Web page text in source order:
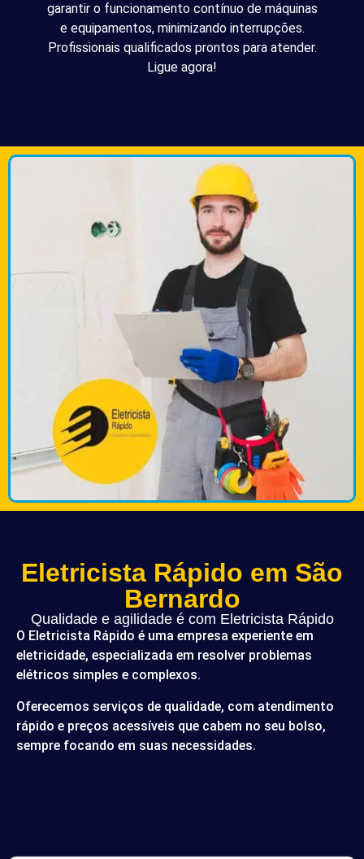
garantir o funcionamento contínuo de máquinas
e equipamentos, minimizando interrupções.
Profissionais qualificados prontos para atender.
Ligue agora!
Eletricista Rápido em São
Bernardo
Qualidade e agilidade é com Eletricista Rápido
O Eletricista Rápido é uma empresa experiente em
eletricidade, especializada em resolver problemas
elétricos simples e complexos.
Oferecemos serviços de qualidade, com atendimento
rápido e preços acessíveis que cabem no seu bolso,
sempre focando em suas necessidades.